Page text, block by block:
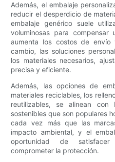
Además, el embalaje
reducir el desperdicio de
embalaje genérico suele
voluminosas para
aumenta los costos de
cambio, las soluciones
los materiales necesarios,
precisa y eficiente.
Además, las opciones de
materiales reciclables, los
reutilizables, se alinean con
sostenibles que son populares
cada vez más que las
impacto ambiental, y el
oportunidad de
comprometer la protección.